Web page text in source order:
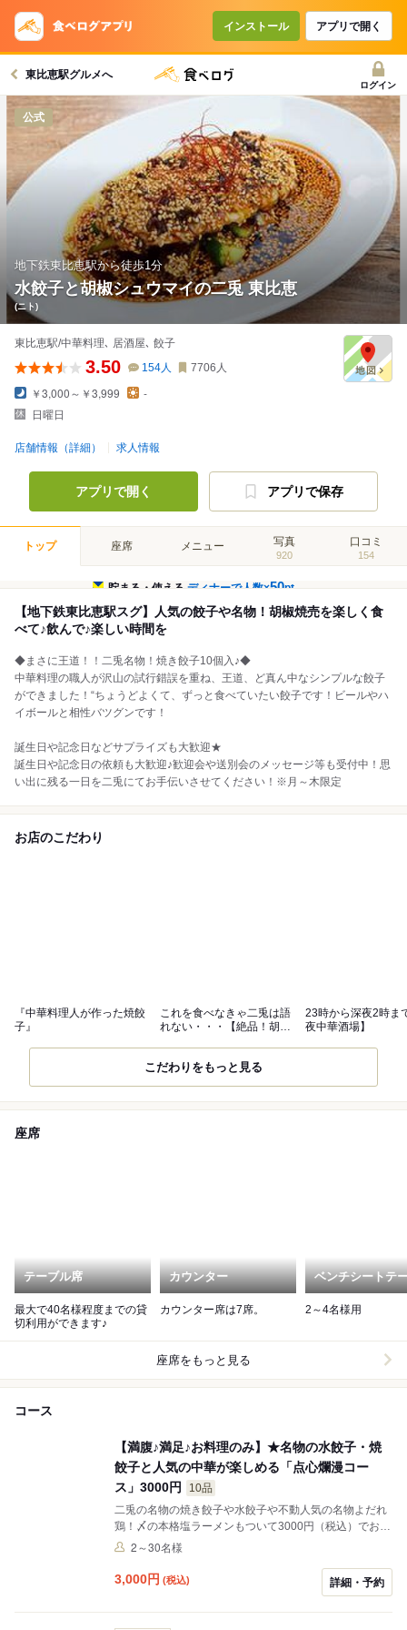
インストール アプリで開く
東比恵駅グルメへ
ログイン
公式
地下鉄東比恵駅から徒歩1分
水餃子と胡椒シュウマイの二兎 東比恵
(ニト)
東比恵駅/中華料理､ 居酒屋､ 餃子
3.50 154人 7706 人
￥3,000～￥3,999
-
日曜日
店舗情報（詳細） 求人情報
アプリで開く アプリで保存
トップ 座席 メニュー 写真
920
口コミ
154
貯まる・使えるディナーで人数×50pt
【地下鉄東比恵駅スグ】人気の餃子や名物！胡椒焼売を楽しく食
べて♪飲んで♪楽しい時間を
◆まさに王道！！二兎名物！焼き餃子10個入♪◆
中華料理の職人が沢山の試行錯誤を重ね、王道、ど真ん中なシンプルな餃子
ができました！“ちょうどよくて、ずっと食べていたい餃子です！ビールやハ
イボールと相性バツグンです！
誕生日や記念日などサプライズも大歓迎★
誕生日や記念日の依頼も大歓迎♪歓迎会や送別会のメッセージ等も受付中！思
い出に残る一日を二兎にてお手伝いさせてください！※月～木限定
お店のこだわり
『中華料理人が作った焼餃
子』
これを食べなきゃ二兎は語
れない・・・【絶品！胡椒
23時から深夜2時ま
夜中華酒場】
こだわりをもっと見る
座席
テーブル席
最大で40名様程度までの貸
切利用ができます♪
カウンター
カウンター席は7席。
ベンチシートテ
2～4名様用
座席をもっと見る
コース
【満腹♪満足♪お料理のみ】★名物の水餃子・焼
餃子と人気の中華が楽しめる「点心爛漫コー
ス」3000円
10品
二兎の名物の焼き餃子や水餃子や不動人気の名物よだれ
鶏！〆の本格塩ラーメンもついて3000円（税込）でお楽
しみ頂けます♪二兎の人気の中華をギュギュっと詰めたお
2～30名様
3,000円 (税込) 詳細・予約
コースで使えるクーポン
戻る
クーポンを利用せず予約する